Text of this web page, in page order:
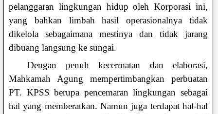
pelanggaran lingkungan hidup oleh Korporasi ini,
yang bahkan limbah hasil operasionalnya tidak
dikelola sebagaimana mestinya dan tidak jarang
dibuang langsung ke sungai.
Dengan penuh kecermatan dan elaborasi,
Mahkamah Agung mempertimbangkan perbuatan
PT. KPSS berupa pencemaran lingkungan sebagai
hal yang memberatkan. Namun juga terdapat hal-hal